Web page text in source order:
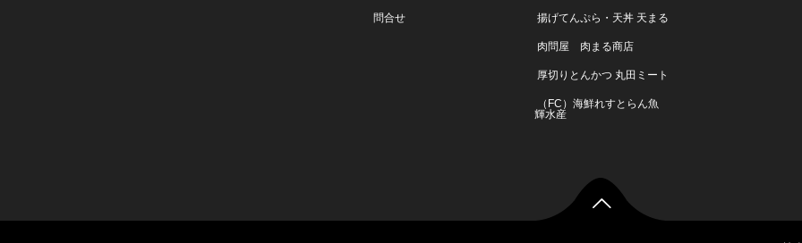
問合せ 揚げてんぷら・天丼 天まる
肉問屋 肉まる商店
厚切りとんかつ 丸田ミート
（FC）海鮮れすとらん魚
輝水産
